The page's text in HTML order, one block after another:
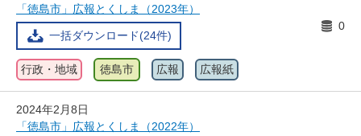
「徳島市」広報とくしま（2023年）
一括ダウンロード(24件)
0
行政・地域 徳島市 広報 広報紙
2024年2月8日
「徳島市」広報とくしま（2022年）